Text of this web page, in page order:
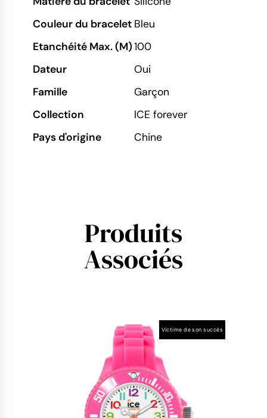
Couleur du bracelet Bleu
Etanchéité Max. (M)100
Dateur
Oui
Famille
Garçon
Collection
ICE forever
Pays d'origine
Chine
Produits
Associés
Victime de son succès